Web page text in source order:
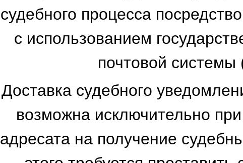
судебного процесса
с использованием
почтовой
Доставка судебного
возможна исключительно
адресата на получение